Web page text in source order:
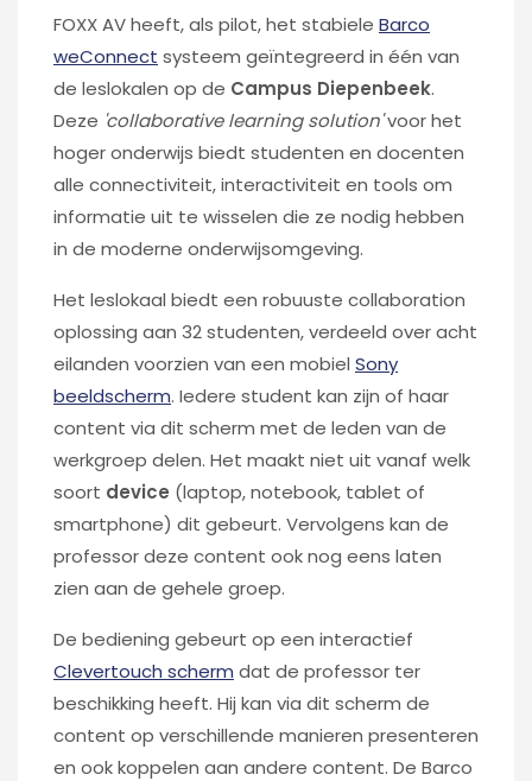
FOXX AV heeft, als pilot, het stabiele Barco
weConnect systeem geïntegreerd in één van
de leslokalen op de Campus Diepenbeek.
Deze 'collaborative learning solution'voor het
hoger onderwijs biedt studenten en docenten
alle connectiviteit, interactiviteit en tools om
informatie uit te wisselen die ze nodig hebben
in de moderne onderwijsomgeving.
Het leslokaal biedt een robuuste collaboration
oplossing aan 32 studenten, verdeeld over acht
eilanden voorzien van een mobiel Sony
beeldscherm. Iedere student kan zijn of haar
content via dit scherm met de leden van de
werkgroep delen. Het maakt niet uit vanaf welk
soort device (laptop, notebook, tablet of
smartphone) dit gebeurt. Vervolgens kan de
professor deze content ook nog eens laten
zien aan de gehele groep.
De bediening gebeurt op een interactief
Clevertouch scherm dat de professor ter
beschikking heeft. Hij kan via dit scherm de
content op verschillende manieren presenteren
en ook koppelen aan andere content. De Barco